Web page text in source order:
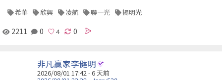
希華 欣興 凌航 聯一光 揚明光
2211 0 0
非凡贏家李健明
2026/08/01 17:42 - 6 天前